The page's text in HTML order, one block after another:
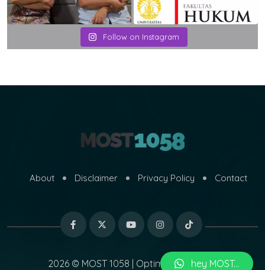
Follow on Instagram
About Disclaimer Privacy Policy Contact
2026 © MOST 1058 | Optimized byMARI
hey MOST...